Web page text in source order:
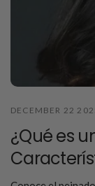
DECEMBER 22
¿Qué es